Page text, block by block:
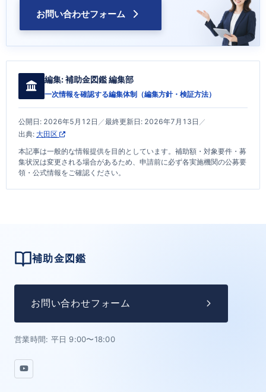
お問い合わせフォーム
編集:補助金図鑑 編集部
一次情報を確認する編集体制（編集方針・検証方法）
公開日: 2026年5月12日 ／最終更新日: 2026年7月13日 ／
出典: 大田区
本記事は一般的な情報提供を目的としています。補助額・対象要件・募
集状況は変更される場合があるため、申請前に必ず各実施機関の公募要
領・公式情報をご確認ください。
補助金図鑑
お問い合わせフォーム
営業時間: 平日 9:00〜18:00